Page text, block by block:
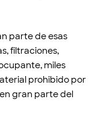
parte de esas
filtraciones,
miles
prohibido por
gran parte del